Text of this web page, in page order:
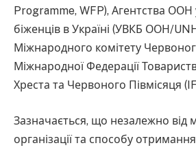
Programme, WFP), Агентства ООН
біженців в Україні (УВКБ ООН/
Міжнародного комітету
Міжнародної Федерації
Хреста та Червоного Півмісяця
Зазначається, що незалежно від
організації та способу